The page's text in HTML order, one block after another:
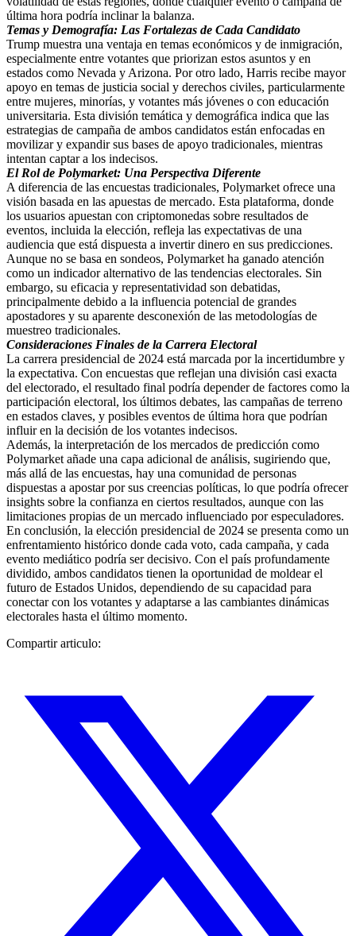
última hora podría inclinar la balanza.
Temas y Demografía: Las Fortalezas de Cada Candidato
Trump muestra una ventaja en temas económicos y de inmigración,
especialmente entre votantes que priorizan estos asuntos y en
estados como Nevada y Arizona. Por otro lado, Harris recibe mayor
apoyo en temas de justicia social y derechos civiles, particularmente
entre mujeres, minorías, y votantes más jóvenes o con educación
universitaria. Esta división temática y demográfica indica que las
estrategias de campaña de ambos candidatos están enfocadas en
movilizar y expandir sus bases de apoyo tradicionales, mientras
intentan captar a los indecisos.
El Rol de Polymarket: Una Perspectiva Diferente
A diferencia de las encuestas tradicionales, Polymarket ofrece una
visión basada en las apuestas de mercado. Esta plataforma, donde
los usuarios apuestan con criptomonedas sobre resultados de
eventos, incluida la elección, refleja las expectativas de una
audiencia que está dispuesta a invertir dinero en sus predicciones.
Aunque no se basa en sondeos, Polymarket ha ganado atención
como un indicador alternativo de las tendencias electorales. Sin
embargo, su eficacia y representatividad son debatidas,
principalmente debido a la influencia potencial de grandes
apostadores y su aparente desconexión de las metodologías de
muestreo tradicionales.
Consideraciones Finales de la Carrera Electoral
La carrera presidencial de 2024 está marcada por la incertidumbre y
la expectativa. Con encuestas que reflejan una división casi exacta
del electorado, el resultado final podría depender de factores como la
participación electoral, los últimos debates, las campañas de terreno
en estados claves, y posibles eventos de última hora que podrían
influir en la decisión de los votantes indecisos.
Además, la interpretación de los mercados de predicción como
Polymarket añade una capa adicional de análisis, sugiriendo que,
más allá de las encuestas, hay una comunidad de personas
dispuestas a apostar por sus creencias políticas, lo que podría ofrecer
insights sobre la confianza en ciertos resultados, aunque con las
limitaciones propias de un mercado influenciado por especuladores.
En conclusión, la elección presidencial de 2024 se presenta como un
enfrentamiento histórico donde cada voto, cada campaña, y cada
evento mediático podría ser decisivo. Con el país profundamente
dividido, ambos candidatos tienen la oportunidad de moldear el
futuro de Estados Unidos, dependiendo de su capacidad para
conectar con los votantes y adaptarse a las cambiantes dinámicas
electorales hasta el último momento.
Compartir articulo: